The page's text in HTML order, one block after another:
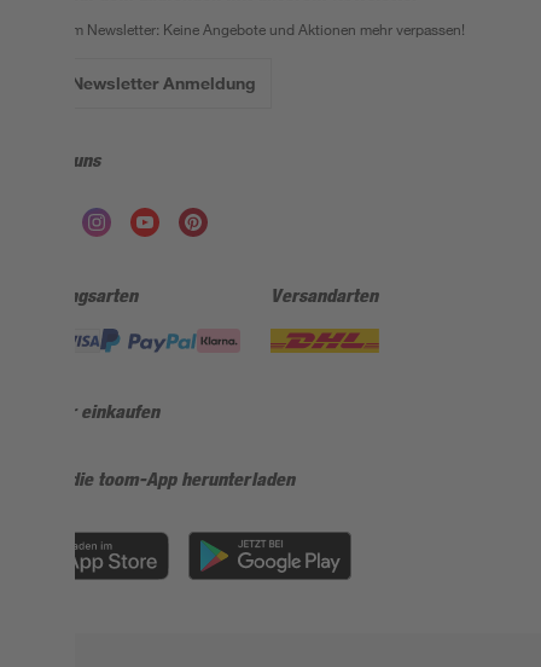
Der toom Newsletter: Keine Angebote und Aktionen mehr verpassen!
Zur Newsletter Anmeldung
Folge uns
Zahlungsarten Versandarten
Sicher einkaufen
Jetzt die toom-App herunterladen